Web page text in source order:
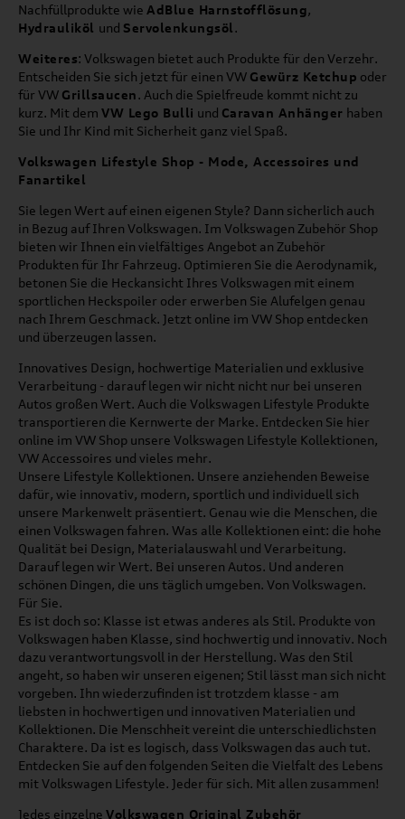
Nachfüllprodukte wie AdBlue Harnstofflösung,
Hydrauliköl und Servolenkungsöl.
Weiteres: Volkswagen bietet auch Produkte für den Verzehr.
Entscheiden Sie sich jetzt für einen VW Gewürz Ketchup oder
für VW Grillsaucen. Auch die Spielfreude kommt nicht zu
kurz. Mit dem VW Lego Bulli und Caravan Anhänger haben
Sie und Ihr Kind mit Sicherheit ganz viel Spaß.
Volkswagen Lifestyle Shop - Mode, Accessoires und
Fanartikel
Sie legen Wert auf einen eigenen Style? Dann sicherlich auch
in Bezug auf Ihren Volkswagen. Im Volkswagen Zubehör Shop
bieten wir Ihnen ein vielfältiges Angebot an Zubehör
Produkten für Ihr Fahrzeug. Optimieren Sie die Aerodynamik,
betonen Sie die Heckansicht Ihres Volkswagen mit einem
sportlichen Heckspoiler oder erwerben Sie Alufelgen genau
nach Ihrem Geschmack. Jetzt online im VW Shop entdecken
und überzeugen lassen.
Innovatives Design, hochwertige Materialien und exklusive
Verarbeitung - darauf legen wir nicht nicht nur bei unseren
Autos großen Wert. Auch die Volkswagen Lifestyle Produkte
transportieren die Kernwerte der Marke. Entdecken Sie hier
online im VW Shop unsere Volkswagen Lifestyle Kollektionen,
VW Accessoires und vieles mehr.
Unsere Lifestyle Kollektionen. Unsere anziehenden Beweise
dafür, wie innovativ, modern, sportlich und individuell sich
unsere Markenwelt präsentiert. Genau wie die Menschen, die
einen Volkswagen fahren. Was alle Kollektionen eint: die hohe
Qualität bei Design, Materialauswahl und Verarbeitung.
Darauf legen wir Wert. Bei unseren Autos. Und anderen
schönen Dingen, die uns täglich umgeben. Von Volkswagen.
Für Sie.
Es ist doch so: Klasse ist etwas anderes als Stil. Produkte von
Volkswagen haben Klasse, sind hochwertig und innovativ. Noch
dazu verantwortungsvoll in der Herstellung. Was den Stil
angeht, so haben wir unseren eigenen; Stil lässt man sich nicht
vorgeben. Ihn wiederzufinden ist trotzdem klasse - am
liebsten in hochwertigen und innovativen Materialien und
Kollektionen. Die Menschheit vereint die unterschiedlichsten
Charaktere. Da ist es logisch, dass Volkswagen das auch tut.
Entdecken Sie auf den folgenden Seiten die Vielfalt des Lebens
mit Volkswagen Lifestyle. Jeder für sich. Mit allen zusammen!
Jedes einzelne Volkswagen Original Zubehör